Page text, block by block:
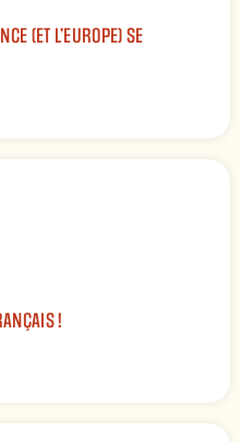
(ET L’EUROPE) SE
!